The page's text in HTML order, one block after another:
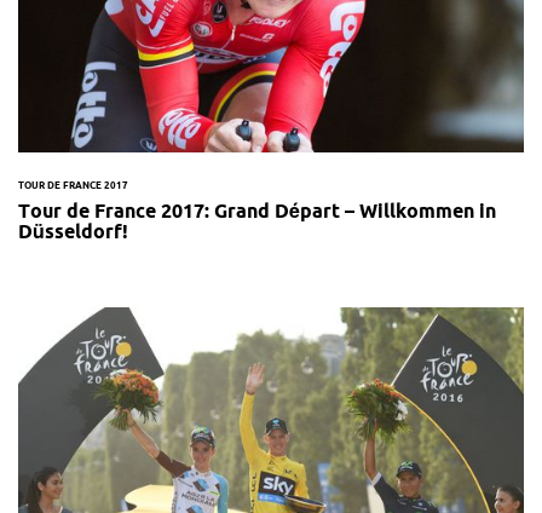
TOUR DE FRANCE 2017
Tour de France 2017: Grand Départ – Willkommen in
Düsseldorf!